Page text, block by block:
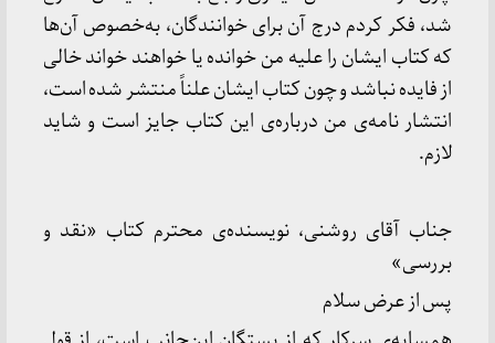
شد، فكر كردم درج آن برای خوانندگان، به‌خصوص آن‌ها
كه كتاب ایشان را علیه من خوانده یا خواهند خواند خالی
از فایده نباشد و چون كتاب ایشان علناً منتشر شده است،
انتشار نامه‌ی من درباره‌ی این كتاب جایز است و شاید
لازم.
جناب آقای روشنی، نویسنده‌ی محترم كتاب «نقد و
بررسی»
پس از عرض سلام